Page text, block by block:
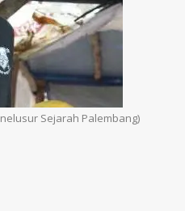
Sejarah Palembang)